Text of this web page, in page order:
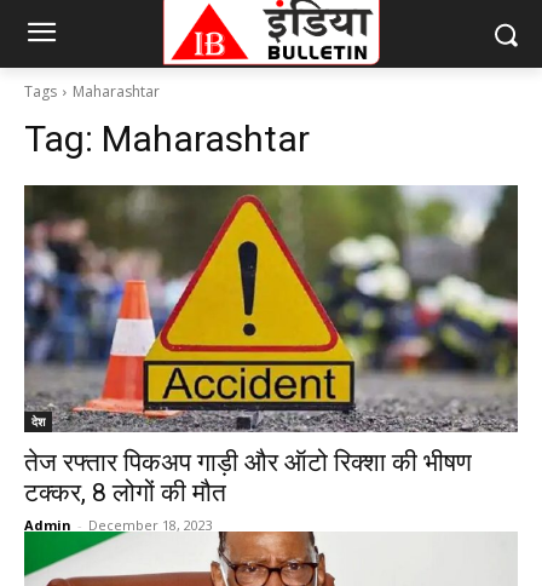
Tags Maharashtar
Tag: Maharashtar
देश
तेज रफ्तार पिकअप गाड़ी और ऑटो रिक्शा की भीषण
टक्कर, 8 लोगों की मौत
Admin - December 18, 2023